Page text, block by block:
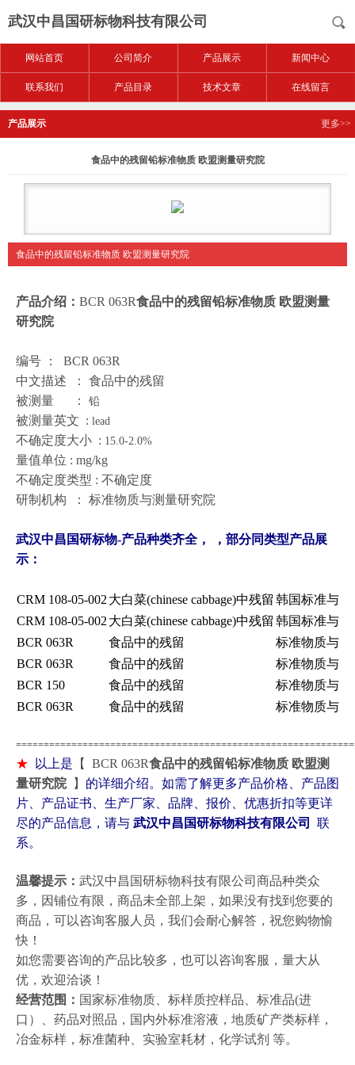
武汉中昌国研标物科技有限公司
网站首页 公司简介 产品展示 新闻中心
联系我们 产品目录 技术文章 在线留言
产品展示 更多>>
食品中的残留铅标准物质 欧盟测量研究院
食品中的残留铅标准物质 欧盟测量研究院
产品介绍： BCR 063R食品中的残留铅标准物质 欧盟测量
研究院
编号 ： BCR 063R
中文描述 ： 食品中的残留
被测量 ： 铅
被测量英文 : lead
不确定度大小 : 15.0-2.0%
量值单位 : mg/kg
不确定度类型 : 不确定度
研制机构 ： 标准物质与测量研究院
武汉中昌国研标物-产品种类齐全， ，部分同类型产品展
示：
CRM 108-05-002 大白菜(chinese cabbage)中残留 韩国标准与科
CRM 108-05-002 大白菜(chinese cabbage)中残留 韩国标准与科
BCR 063R
食品中的残留
标准物质与测
BCR 063R
食品中的残留
标准物质与测
BCR 150
食品中的残留
标准物质与测
BCR 063R
食品中的残留 标准物质与测
★ 以上是 【 BCR 063R食品中的残留铅标准物质 欧盟测
量研究院​ 】 的详细介绍。如需了解更多产品价格、产品图
片、产品证书、生产厂家、品牌、报价、优惠折扣等更详
尽的产品信息，请与 武汉中昌国研标物科技有限公司
联
系。
温馨提示： 武汉中昌国研标物科技有限公司商品种类众
多，因铺位有限，商品未全部上架，如果没有找到您要的
商品，可以咨询客服人员，我们会耐心解答，祝您购物愉
快！
如您需要咨询的产品比较多，也可以咨询客服，量大从
优，欢迎洽谈！
经营范围： 国家标准物质、标样质控样品、标准品(进
口）、药品对照品，国内外标准溶液，地质矿产类标样，
冶金标样，标准菌种、实验室耗材，化学试剂 等。